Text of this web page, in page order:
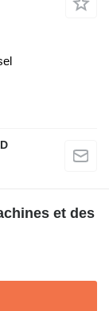
et des